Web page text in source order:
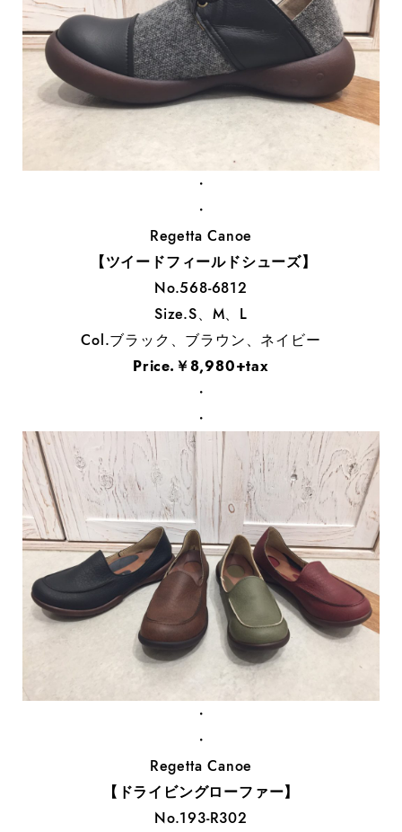
・
・
Regetta Canoe
【ツイードフィールドシューズ】
No.568-6812
Size.S、M、L
Col.ブラック、ブラウン、ネイビー
Price.￥8,980+tax
・
・
・
・
Regetta Canoe
【ドライビングローファー】
No.193-R302